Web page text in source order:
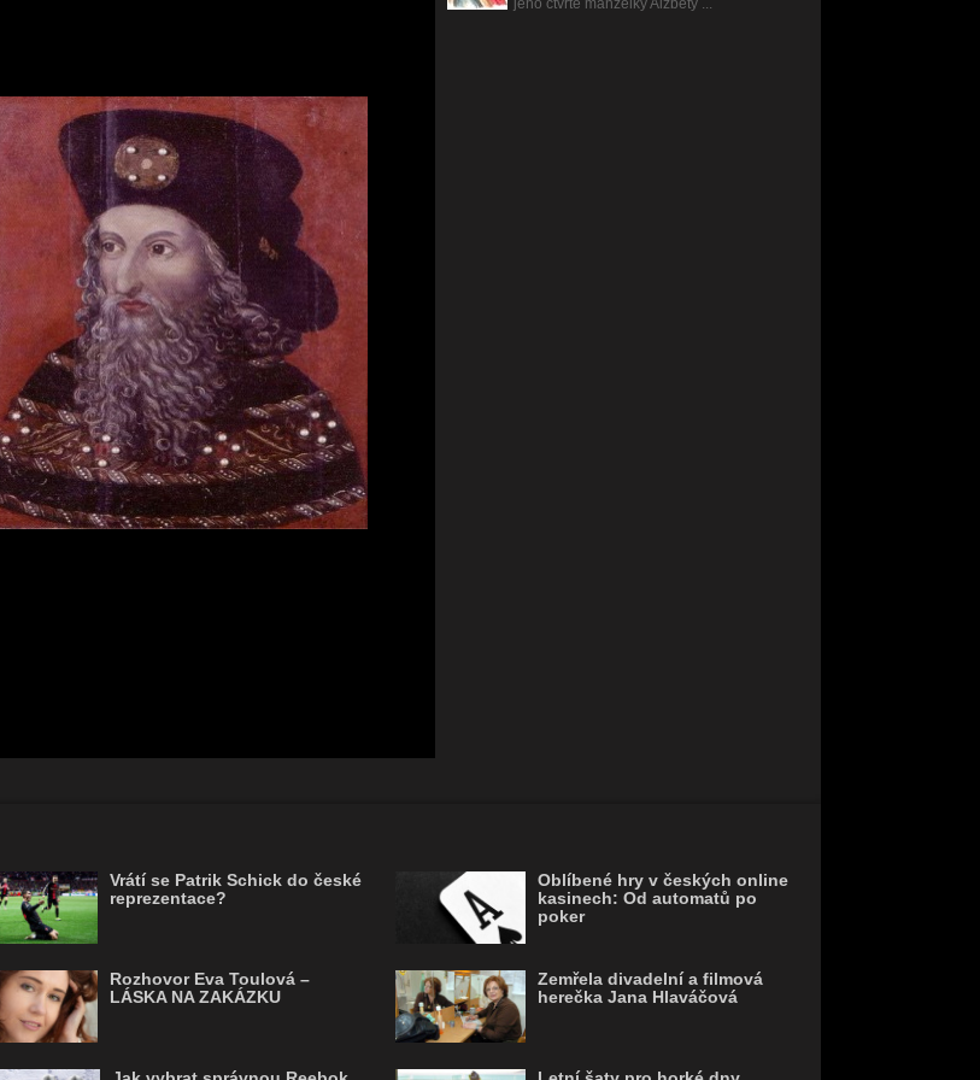
jeho čtvrté manželky Alžběty ...
Vrátí se Patrik Schick do české
reprezentace?
Rozhovor Eva Toulová –
LÁSKA NA ZAKÁZKU
Oblíbené hry v českých online
kasinech: Od automatů po
poker
Zemřela divadelní a filmová
herečka Jana Hlaváčová